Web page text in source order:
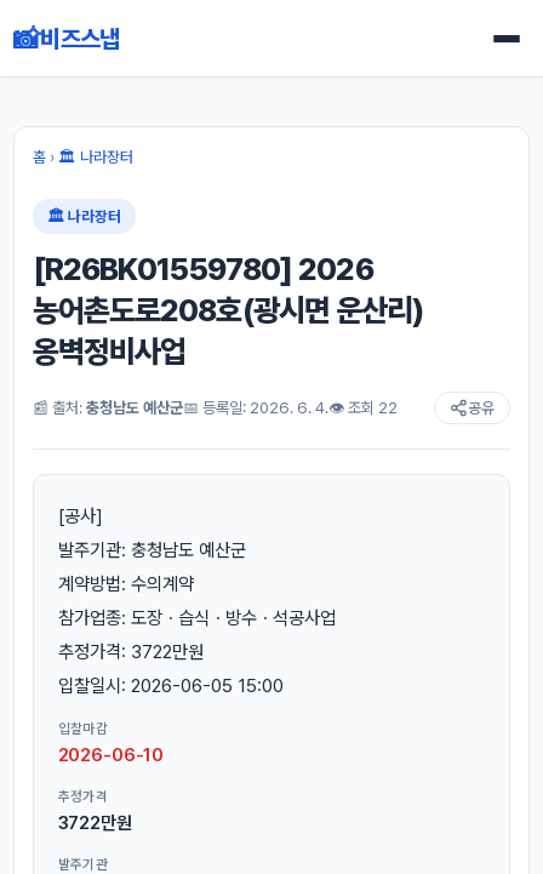
📸비즈스냅
홈› 🏛 나라장터
🏛 나라장터
[R26BK01559780] 2026
농어촌도로208호(광시면 운산리)
옹벽정비사업
📰 출처: 충청남도 예산군📅 등록일: 2026. 6. 4.👁 조회 22 공유
[공사]
발주기관: 충청남도 예산군
계약방법: 수의계약
참가업종: 도장ㆍ습식ㆍ방수ㆍ석공사업
추정가격: 3722만원
입찰일시: 2026-06-05 15:00
입찰마감
2026-06-10
추정가격
3722만원
발주기관